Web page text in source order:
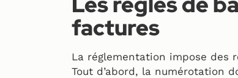
factures
La réglementation impose des
Tout d’abord, la numérotation